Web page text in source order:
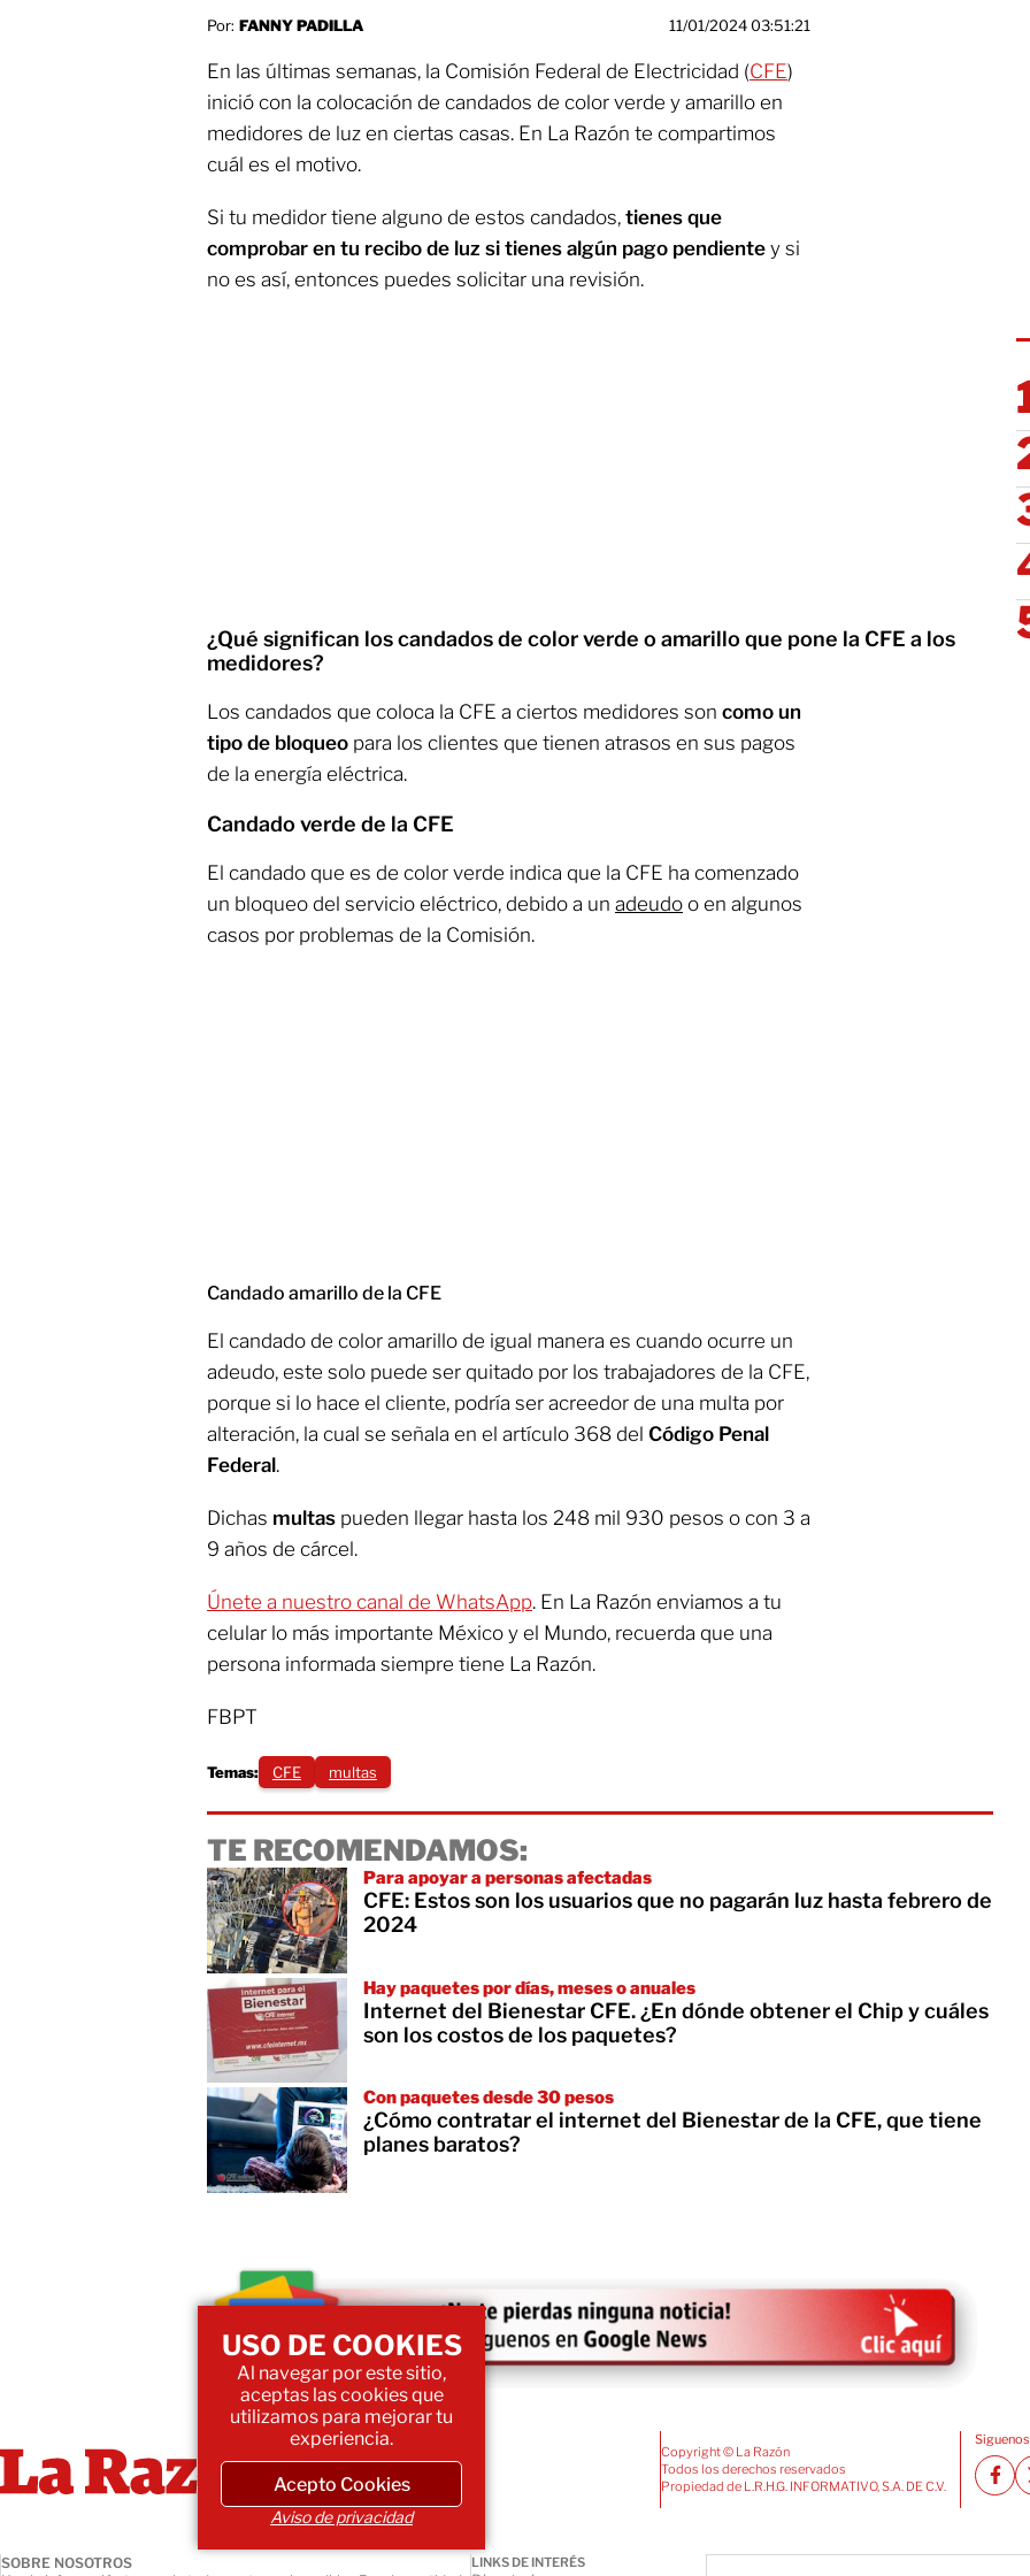
Por: FANNY PADILLA 11/01/2024 03:51:21
En las últimas semanas, la Comisión Federal de Electricidad (CFE)
inició con la colocación de candados de color verde y amarillo en
medidores de luz en ciertas casas. En La Razón te compartimos
cuál es el motivo.
Si tu medidor tiene alguno de estos candados, tienes que
comprobar en tu recibo de luz si tienes algún pago pendiente y si
no es así, entonces puedes solicitar una revisión.
¿Qué significan los candados de color verde o amarillo que pone la CFE a los
medidores?
Los candados que coloca la CFE a ciertos medidores son como un
tipo de bloqueo para los clientes que tienen atrasos en sus pagos
de la energía eléctrica.
Candado verde de la CFE
El candado que es de color verde indica que la CFE ha comenzado
un bloqueo del servicio eléctrico, debido a un adeudo o en algunos
casos por problemas de la Comisión.
Candado amarillo de la CFE
El candado de color amarillo de igual manera es cuando ocurre un
adeudo, este solo puede ser quitado por los trabajadores de la CFE,
porque si lo hace el cliente, podría ser acreedor de una multa por
alteración, la cual se señala en el artículo 368 del Código Penal
Federal.
Dichas multas pueden llegar hasta los 248 mil 930 pesos o con 3 a
9 años de cárcel.
Únete a nuestro canal de WhatsApp. En La Razón enviamos a tu
celular lo más importante México y el Mundo, recuerda que una
persona informada siempre tiene La Razón.
FBPT
Temas: CFE multas
TE RECOMENDAMOS:
Para apoyar a personas afectadas
CFE: Estos son los usuarios que no pagarán luz hasta febrero de
2024
Hay paquetes por días, meses o anuales
Internet del Bienestar CFE. ¿En dónde obtener el Chip y cuáles
son los costos de los paquetes?
Con paquetes desde 30 pesos
¿Cómo contratar el internet del Bienestar de la CFE, que tiene
planes baratos?
Copyright © La Razón
Todos los derechos reservados
Propiedad de L.R.H.G. INFORMATIVO, S.A. DE C.V.
SOBRE NOSOTROS
LINKS DE INTERÉS
USO DE COOKIES
Al navegar por este sitio,
aceptas las cookies que
utilizamos para mejorar tu
experiencia.
Acepto Cookies
Aviso de privacidad